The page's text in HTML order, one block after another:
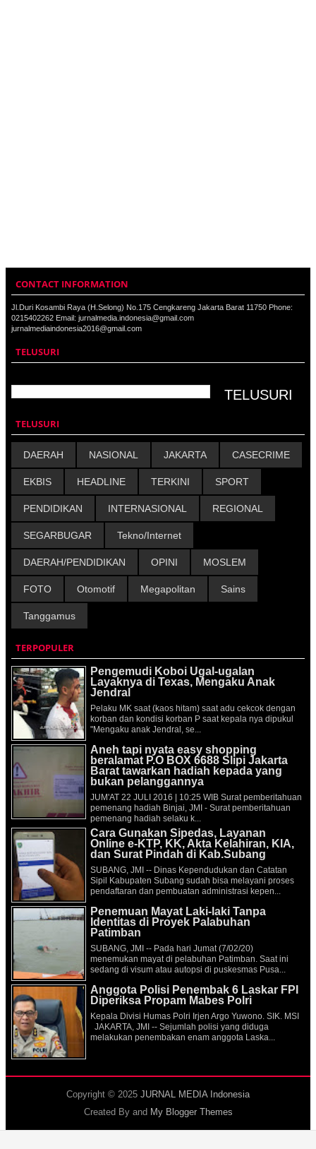
CONTACT INFORMATION
Jl.Duri Kosambi Raya (H.Selong) No.175 Cengkareng Jakarta Barat 11750 Phone:
0215402262 Email: jurnalmedia.indonesia@gmail.com
jurnalmediaindonesia2016@gmail.com
TELUSURI
TELUSURI
DAERAH NASIONAL JAKARTA CASECRIME
EKBIS HEADLINE TERKINI SPORT
PENDIDIKAN INTERNASIONAL REGIONAL
SEGARBUGAR Tekno/Internet
DAERAH/PENDIDIKAN OPINI MOSLEM
FOTO Otomotif Megapolitan Sains
Tanggamus
TERPOPULER
Pengemudi Koboi Ugal-ugalan
Layaknya di Texas, Mengaku Anak
Jendral
Pelaku MK saat (kaos hitam) saat adu cekcok dengan
korban dan kondisi korban P saat kepala nya dipukul
"Mengaku anak Jendral, se...
Aneh tapi nyata easy shopping
beralamat P.O BOX 6688 Slipi Jakarta
Barat tawarkan hadiah kepada yang
bukan pelanggannya
JUM'AT 22 JULI 2016 | 10:25 WIB Surat pemberitahuan
pemenang hadiah Binjai, JMI - Surat pemberitahuan
pemenang hadiah selaku k...
Cara Gunakan Sipedas, Layanan
Online e-KTP, KK, Akta Kelahiran, KIA,
dan Surat Pindah di Kab.Subang
SUBANG, JMI -- Dinas Kependudukan dan Catatan
Sipil Kabupaten Subang sudah bisa melayani proses
pendaftaran dan pembuatan administrasi kepen...
Penemuan Mayat Laki-laki Tanpa
Identitas di Proyek Palabuhan
Patimban
SUBANG, JMI -- Pada hari Jumat (7/02/20)
menemukan mayat di pelabuhan Patimban. Saat ini
sedang di visum atau autopsi di puskesmas Pusa...
Anggota Polisi Penembak 6 Laskar FPI
Diperiksa Propam Mabes Polri
Kepala Divisi Humas Polri Irjen Argo Yuwono. SIK. MSI
JAKARTA, JMI -- Sejumlah polisi yang diduga
melakukan penembakan enam anggota Laska...
Copyright © 2025 JURNAL MEDIA Indonesia
Created By and My Blogger Themes